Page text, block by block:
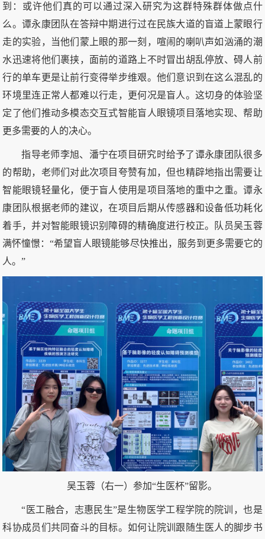
到：或许他们真的可以通过深入研究为这群特殊群体做点什
么。谭永康团队在答辩中期进行过在民族大道的盲道上蒙眼行
走的实验，当他们蒙上眼的那一刻，喧闹的喇叭声如汹涌的潮
水迅速将他们裹挟，面前的道路上不时冒出胡乱停放、碍人前
行的单车更是让前行变得举步维艰。他们意识到在这么混乱的
环境里连正常人都难以行走，更何况是盲人。这切身的体验坚
定了他们推动多模态交互式智能盲人眼镜项目落地实现、帮助
更多需要的人的决心。
指导老师李旭、潘宁在项目研究时给予了谭永康团队很多
的帮助，老师们对此次项目夸赞有加，但也精辟地指出需要让
智能眼镜轻量化，便于盲人使用是项目落地的重中之重。谭永
康团队根据老师的建议，在项目后期从传感器和设备低功耗化
着手，并对智能眼镜识别障碍的精确度进行校正。队员吴玉蓉
满怀憧憬：“希望盲人眼镜能够尽快推出，服务到更多需要它的
人。”
吴玉蓉（右一）参加“生医杯”留影。
“医工融合，志惠民生”是生物医学工程学院的院训，也是
科协成员们共同奋斗的目标。如何让院训跟随生医人的脚步书